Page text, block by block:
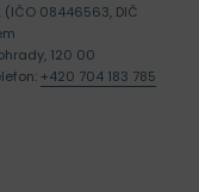
(IČO 08446563, DIČ
120 00
+420 704 183 785